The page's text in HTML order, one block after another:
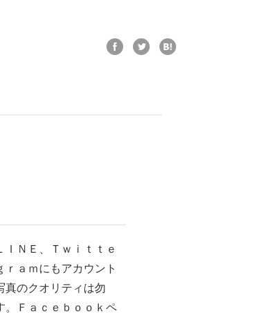
ＩＮＥ、Ｔｗｉｔｔｅ
ｒａｍにもアカウント
真のクオリティは勿
。Ｆａｃｅｂｏｏｋペ